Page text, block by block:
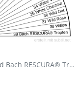
Zum Auspendeln der 38 Bachblüten und Bach RESCURA® Tropfen.